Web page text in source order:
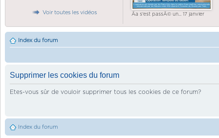
Voir toutes les vidéos Ãa s'est passÃ© un... 17 janvier
Index du forum
Supprimer les cookies du forum
Etes-vous sûr de vouloir supprimer tous les cookies de ce forum?
Index du forum